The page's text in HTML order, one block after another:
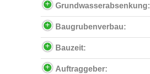
Grundwasserabsenkung:
Baugrubenverbau:
Bauzeit:
Auftraggeber: